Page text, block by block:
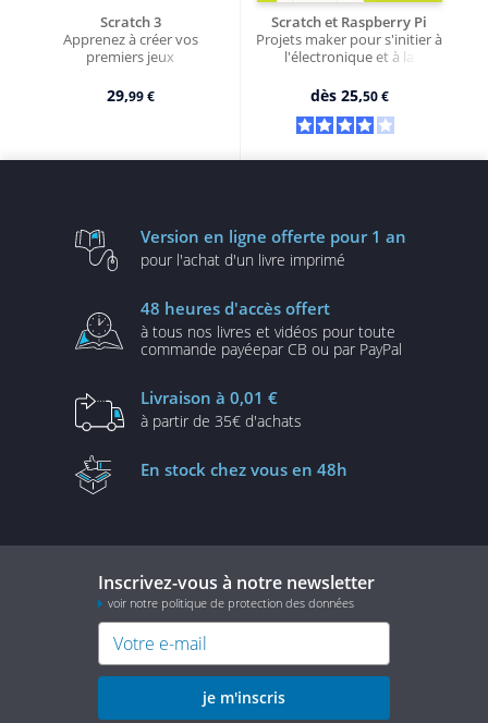
Scratch 3
Apprenez à créer vos
premiers jeux
29,99 €
Scratch et Raspberry Pi
Projets maker pour s'initier à
l'électronique et à la
dès 25,50 €
Version en ligne offerte pour 1 an
pour l'achat d'un livre imprimé
48 heures d'accès offert
à tous nos livres et vidéos pour toute
commande payéepar CB ou par PayPal
Livraison à 0,01 €
à partir de 35€ d'achats
En stock chez vous en 48h
Inscrivez-vous à notre newsletter
voir notre politique de protection des données
je m'inscris